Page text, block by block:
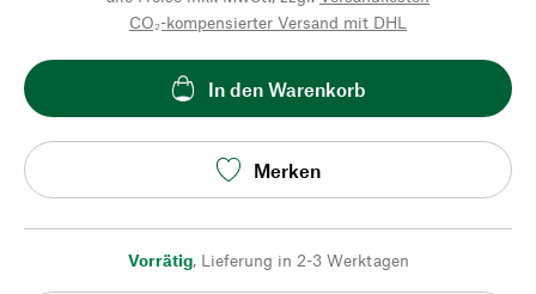
CO₂-kompensierter Versand mit DHL
In den Warenkorb
Merken
Vorrätig, Lieferung in 2-3 Werktagen